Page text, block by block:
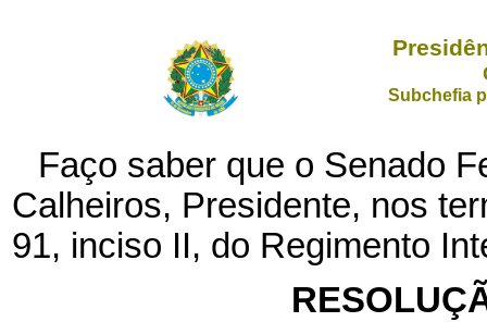
Subchefia
Faço saber que o Senado
Calheiros, Presidente, nos
91, inciso II, do Regimento